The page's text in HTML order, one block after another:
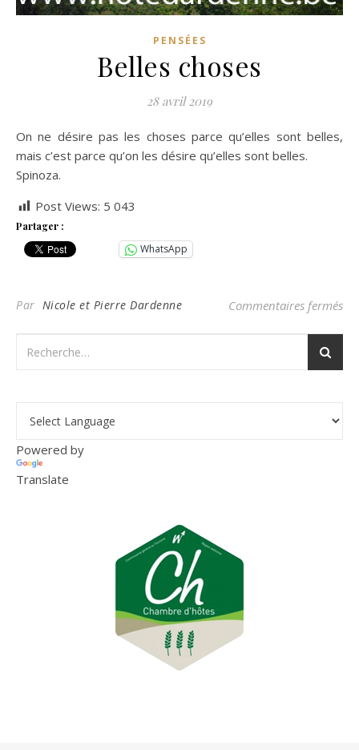
PENSÉES
Belles choses
28 avril 2019
On ne désire pas les choses parce qu’elles sont belles,
mais c’est parce qu’on les désire qu’elles sont belles.
Spinoza.
Post Views: 5 043
Partager :
WhatsApp
Par Nicole et Pierre Dardenne Commentaires fermés
Powered by
Translate